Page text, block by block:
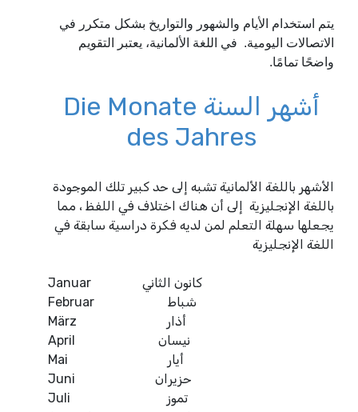
يتم استخدام الأيام والشهور والتواريخ بشكل متكرر في
الاتصالات اليومية. في اللغة الألمانية، يعتبر التقويم
واضحًا تمامًا.
أشهر السنة Die Monate
des Jahres
الأشهر باللغة الألمانية تشبه إلى حد كبير تلك الموجودة
باللغة الإنجليزية إلى أن هناك اختلاف في اللفظ ، مما
يجعلها سهلة التعلم لمن لديه فكرة دراسية سابقة في
اللغة الإنجليزية
Januar
März أذار
April نيسان
Mai أيار
Juni حزيران
Juli تموز